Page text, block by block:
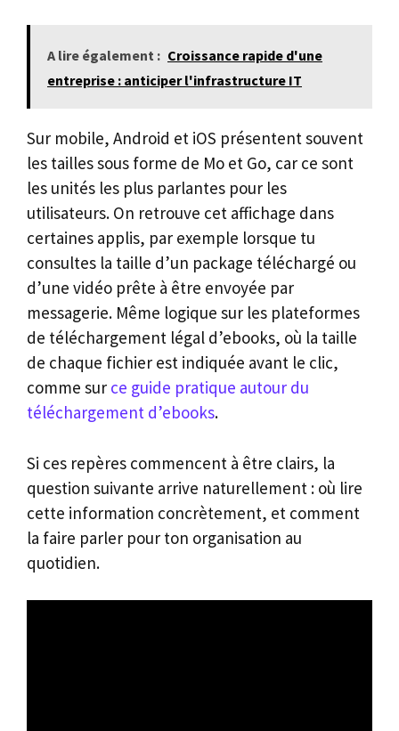
A lire également : Croissance rapide d'une
entreprise : anticiper l'infrastructure IT
Sur mobile, Android et iOS présentent souvent
les tailles sous forme de Mo et Go, car ce sont
les unités les plus parlantes pour les
utilisateurs. On retrouve cet affichage dans
certaines applis, par exemple lorsque tu
consultes la taille d’un package téléchargé ou
d’une vidéo prête à être envoyée par
messagerie. Même logique sur les plateformes
de téléchargement légal d’ebooks, où la taille
de chaque fichier est indiquée avant le clic,
comme sur ce guide pratique autour du
téléchargement d’ebooks.
Si ces repères commencent à être clairs, la
question suivante arrive naturellement : où lire
cette information concrètement, et comment
la faire parler pour ton organisation au
quotidien.